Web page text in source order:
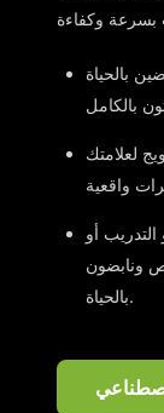
بالحياة
لعلامتك
أو
ونابضون
بالحياة.